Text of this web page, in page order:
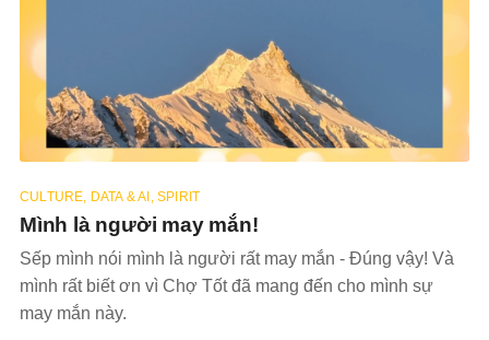
CULTURE, DATA & AI, SPIRIT
Mình là người may mắn!
Sếp mình nói mình là người rất may mắn - Đúng vậy! Và
mình rất biết ơn vì Chợ Tốt đã mang đến cho mình sự
may mắn này.